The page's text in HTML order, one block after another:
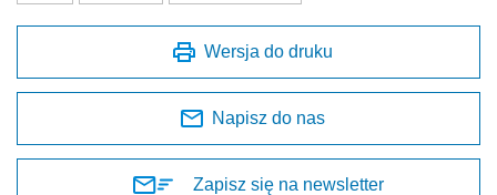
Wersja do druku
Napisz do nas
Zapisz się na newsletter